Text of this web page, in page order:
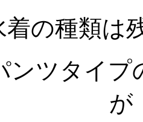
着の種類は
ンツタイプ
が